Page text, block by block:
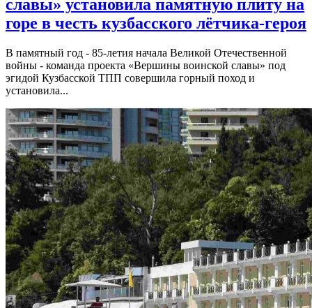
славы» установила памятную плиту на
горе в честь кузбасского лётчика-героя
В памятный год - 85-летия начала Великой Отечественной
войны - команда проекта «Вершины воинской славы» под
эгидой Кузбасской ТПП совершила горный поход и
установила...